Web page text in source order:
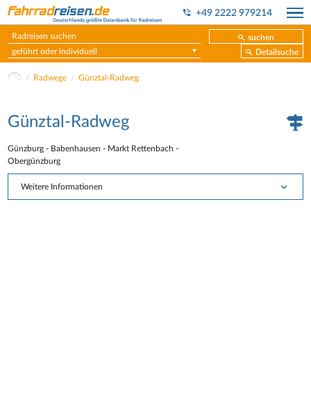
+49 2222 979214
suchen
geführt oder individuell
Detailsuche
Radwege Günztal-Radweg
Weitere Informationen
Günztal-Radweg
Günzburg - Babenhausen - Markt Rettenbach -
Obergünzburg